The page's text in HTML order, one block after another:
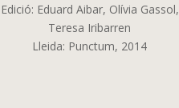
Edició: Eduard Aibar, Olívia Gassol,
Teresa Iribarren
Lleida: Punctum, 2014